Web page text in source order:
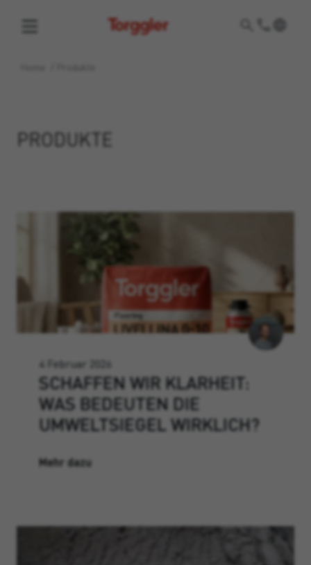
Torggler
PRODUKTE
4 Februar 2026
SCHAFFEN WIR KLARHEIT:
WAS BEDEUTEN DIE
UMWELTSIEGEL WIRKLICH?
Mehr dazu